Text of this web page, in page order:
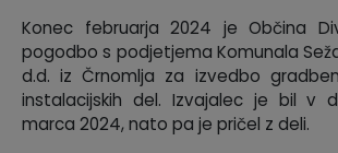
Konec februarja 2024 je Občina
pogodbo s podjetjema Komunala
d.d. iz Črnomlja za izvedbo
instalacijskih del. Izvajalec je bil v
marca 2024, nato pa je pričel z deli.